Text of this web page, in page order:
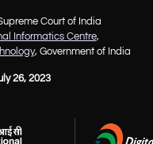
Court of India
Informatics Centre,
, Government of India
26, 2023